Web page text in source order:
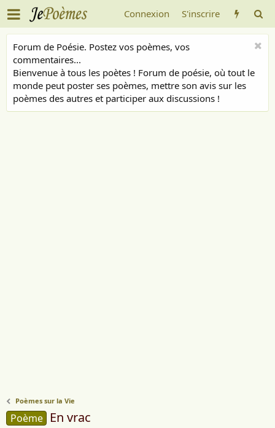
Connexion S'inscrire
Forum de Poésie. Postez vos poèmes, vos
commentaires...
Bienvenue à tous les poètes ! Forum de poésie, où tout le
monde peut poster ses poèmes, mettre son avis sur les
poèmes des autres et participer aux discussions !
Poèmes sur la Vie
Poème En vrac